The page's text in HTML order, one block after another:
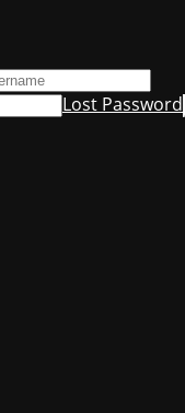
Lost Password